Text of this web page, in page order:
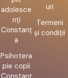
adolesce
nți
Constanț
a
Psihotera
pie copii
Constanț
uri
Termeni
și condiții